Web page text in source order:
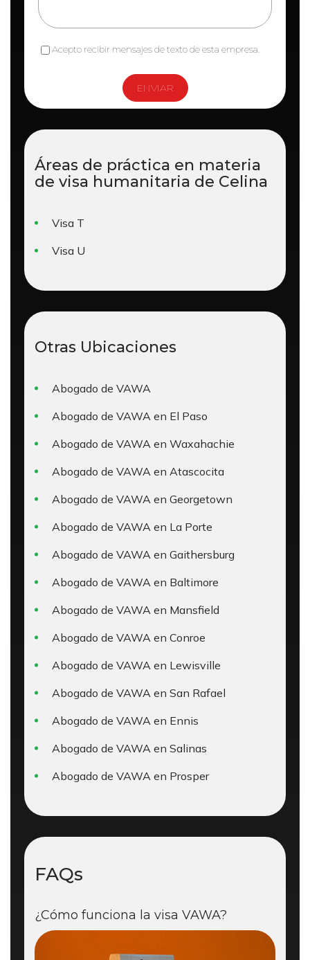
Acepto recibir mensajes de texto de esta empresa.
Áreas de práctica en materia
de visa humanitaria de Celina
Visa T
Visa U
Otras Ubicaciones
Abogado de VAWA
Abogado de VAWA en El Paso
Abogado de VAWA en Waxahachie
Abogado de VAWA en Atascocita
Abogado de VAWA en Georgetown
Abogado de VAWA en La Porte
Abogado de VAWA en Gaithersburg
Abogado de VAWA en Baltimore
Abogado de VAWA en Mansfield
Abogado de VAWA en Conroe
Abogado de VAWA en Lewisville
Abogado de VAWA en San Rafael
Abogado de VAWA en Ennis
Abogado de VAWA en Salinas
Abogado de VAWA en Prosper
FAQs
¿Cómo funciona la visa VAWA?